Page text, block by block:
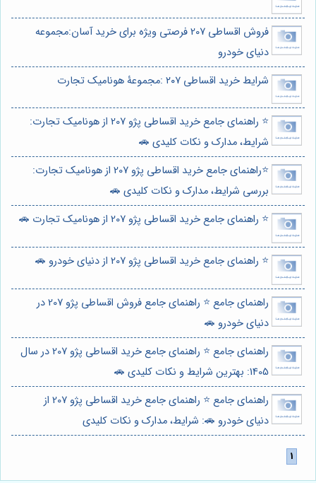
فروش اقساطی 207 فرصتی ویژه برای خرید آسان:مجموعه
دنیای خودرو
شرایط خرید اقساطی ۲۰۷ :مجموعۀ هونامیک تجارت
⭐️ راهنمای جامع خرید اقساطی پژو 207 از هونامیک تجارت:
شرایط، مدارک و نکات کلیدی 🚗
⭐️راهنمای جامع خرید اقساطی پژو 207 از هونامیک تجارت:
بررسی شرایط، مدارک و نکات کلیدی 🚗
⭐️ راهنمای جامع خرید اقساطی پژو 207 از هونامیک تجارت 🚗
⭐️ راهنمای جامع خرید اقساطی پژو 207 از دنیای خودرو 🚗
راهنمای جامع ⭐️ راهنمای جامع فروش اقساطی پژو 207 در
دنیای خودرو 🚗
راهنمای جامع ⭐️ راهنمای جامع خرید اقساطی پژو 207 در سال
1405: بهترین شرایط و نکات کلیدی 🚗
راهنمای جامع ⭐️ راهنمای جامع خرید اقساطی پژو 207 از
دنیای خودرو 🚗: شرایط، مدارک و نکات کلیدی